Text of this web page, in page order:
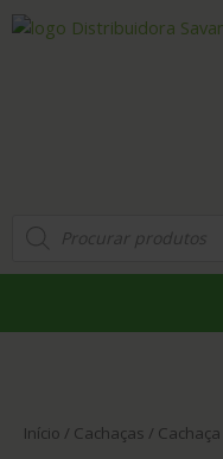
Início / Cachaças /